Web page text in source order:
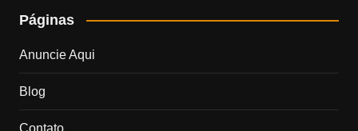
Páginas
Anuncie Aqui
Blog
Contato